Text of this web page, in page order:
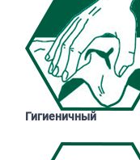
Гигиеничный